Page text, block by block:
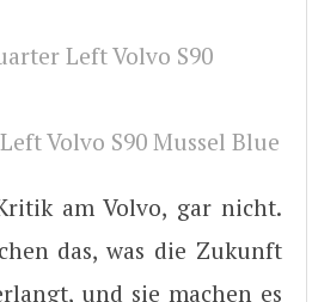
am Volvo, gar nicht.
das, was die Zukunft
und sie machen es